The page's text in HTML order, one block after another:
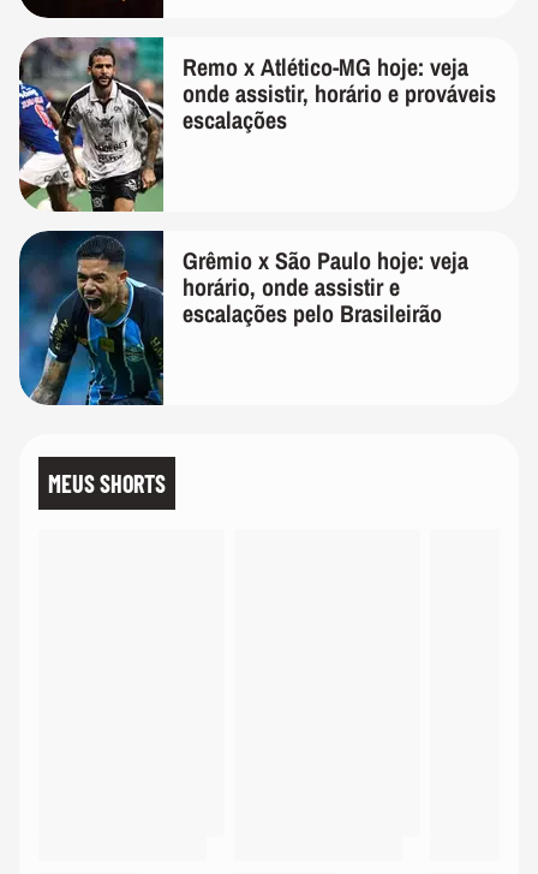
Remo x Atlético-MG hoje: veja
onde assistir, horário e prováveis
escalações
Grêmio x São Paulo hoje: veja
horário, onde assistir e
escalações pelo Brasileirão
MEUS SHORTS